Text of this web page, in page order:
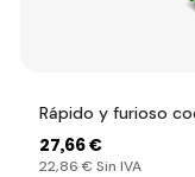
Rápido y furioso
27,66 €
22,86 € Sin IVA